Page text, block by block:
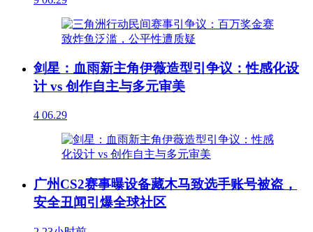
剑星：血雨新主角伊薇造型引争议：性感化设
计 vs 创作自主与多元审美
4 06.29
广州CS2赛事曝设备藏木马致选手账号被盗，
安全丑闻引爆全球社区